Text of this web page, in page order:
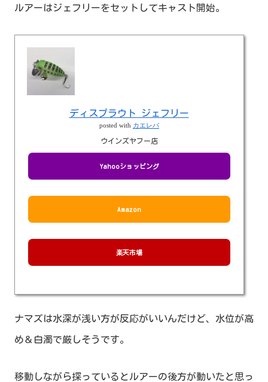
ルアーはジェフリーをセットしてキャスト開始。
ディスプラウト ジェフリー
posted with カエレバ
ウインズヤフー店
Yahooショッピング
Amazon
楽天市場
ナマズは水深が浅い方が反応がいいんだけど、水位が高
め＆白濁で厳しそうです。
移動しながら探っているとルアーの後方が動いたと思っ